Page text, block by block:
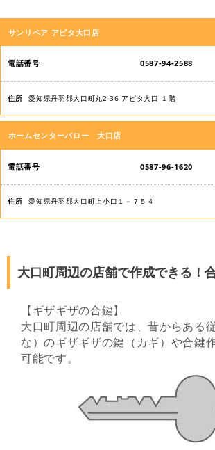
店
舗
名
電
番
号
住
所
サンリペア アピタ大口店
0587-94-2588
愛知県丹羽郡大口町丸2-36 アピタ大口 １階
ホームセンターバロー 大口店
0587-96-1620
愛知県丹羽郡大口町上小口１－７５４
大口町周辺の店舗で作成できる！
【ギザギザの合鍵】
大口町周辺の店舗では、昔からある
な）のギザギザの鍵（カギ）や合鍵
可能です。